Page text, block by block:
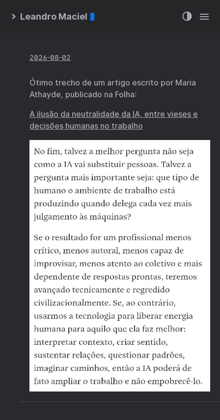
Leandro Maciel
2026-08-02
Ótimo trecho de um artigo escrito por Maria
Athayde, publicado na Folha:
A ilusão da neutralidade da IA, entre vieses e
decisões humanas no trabalho